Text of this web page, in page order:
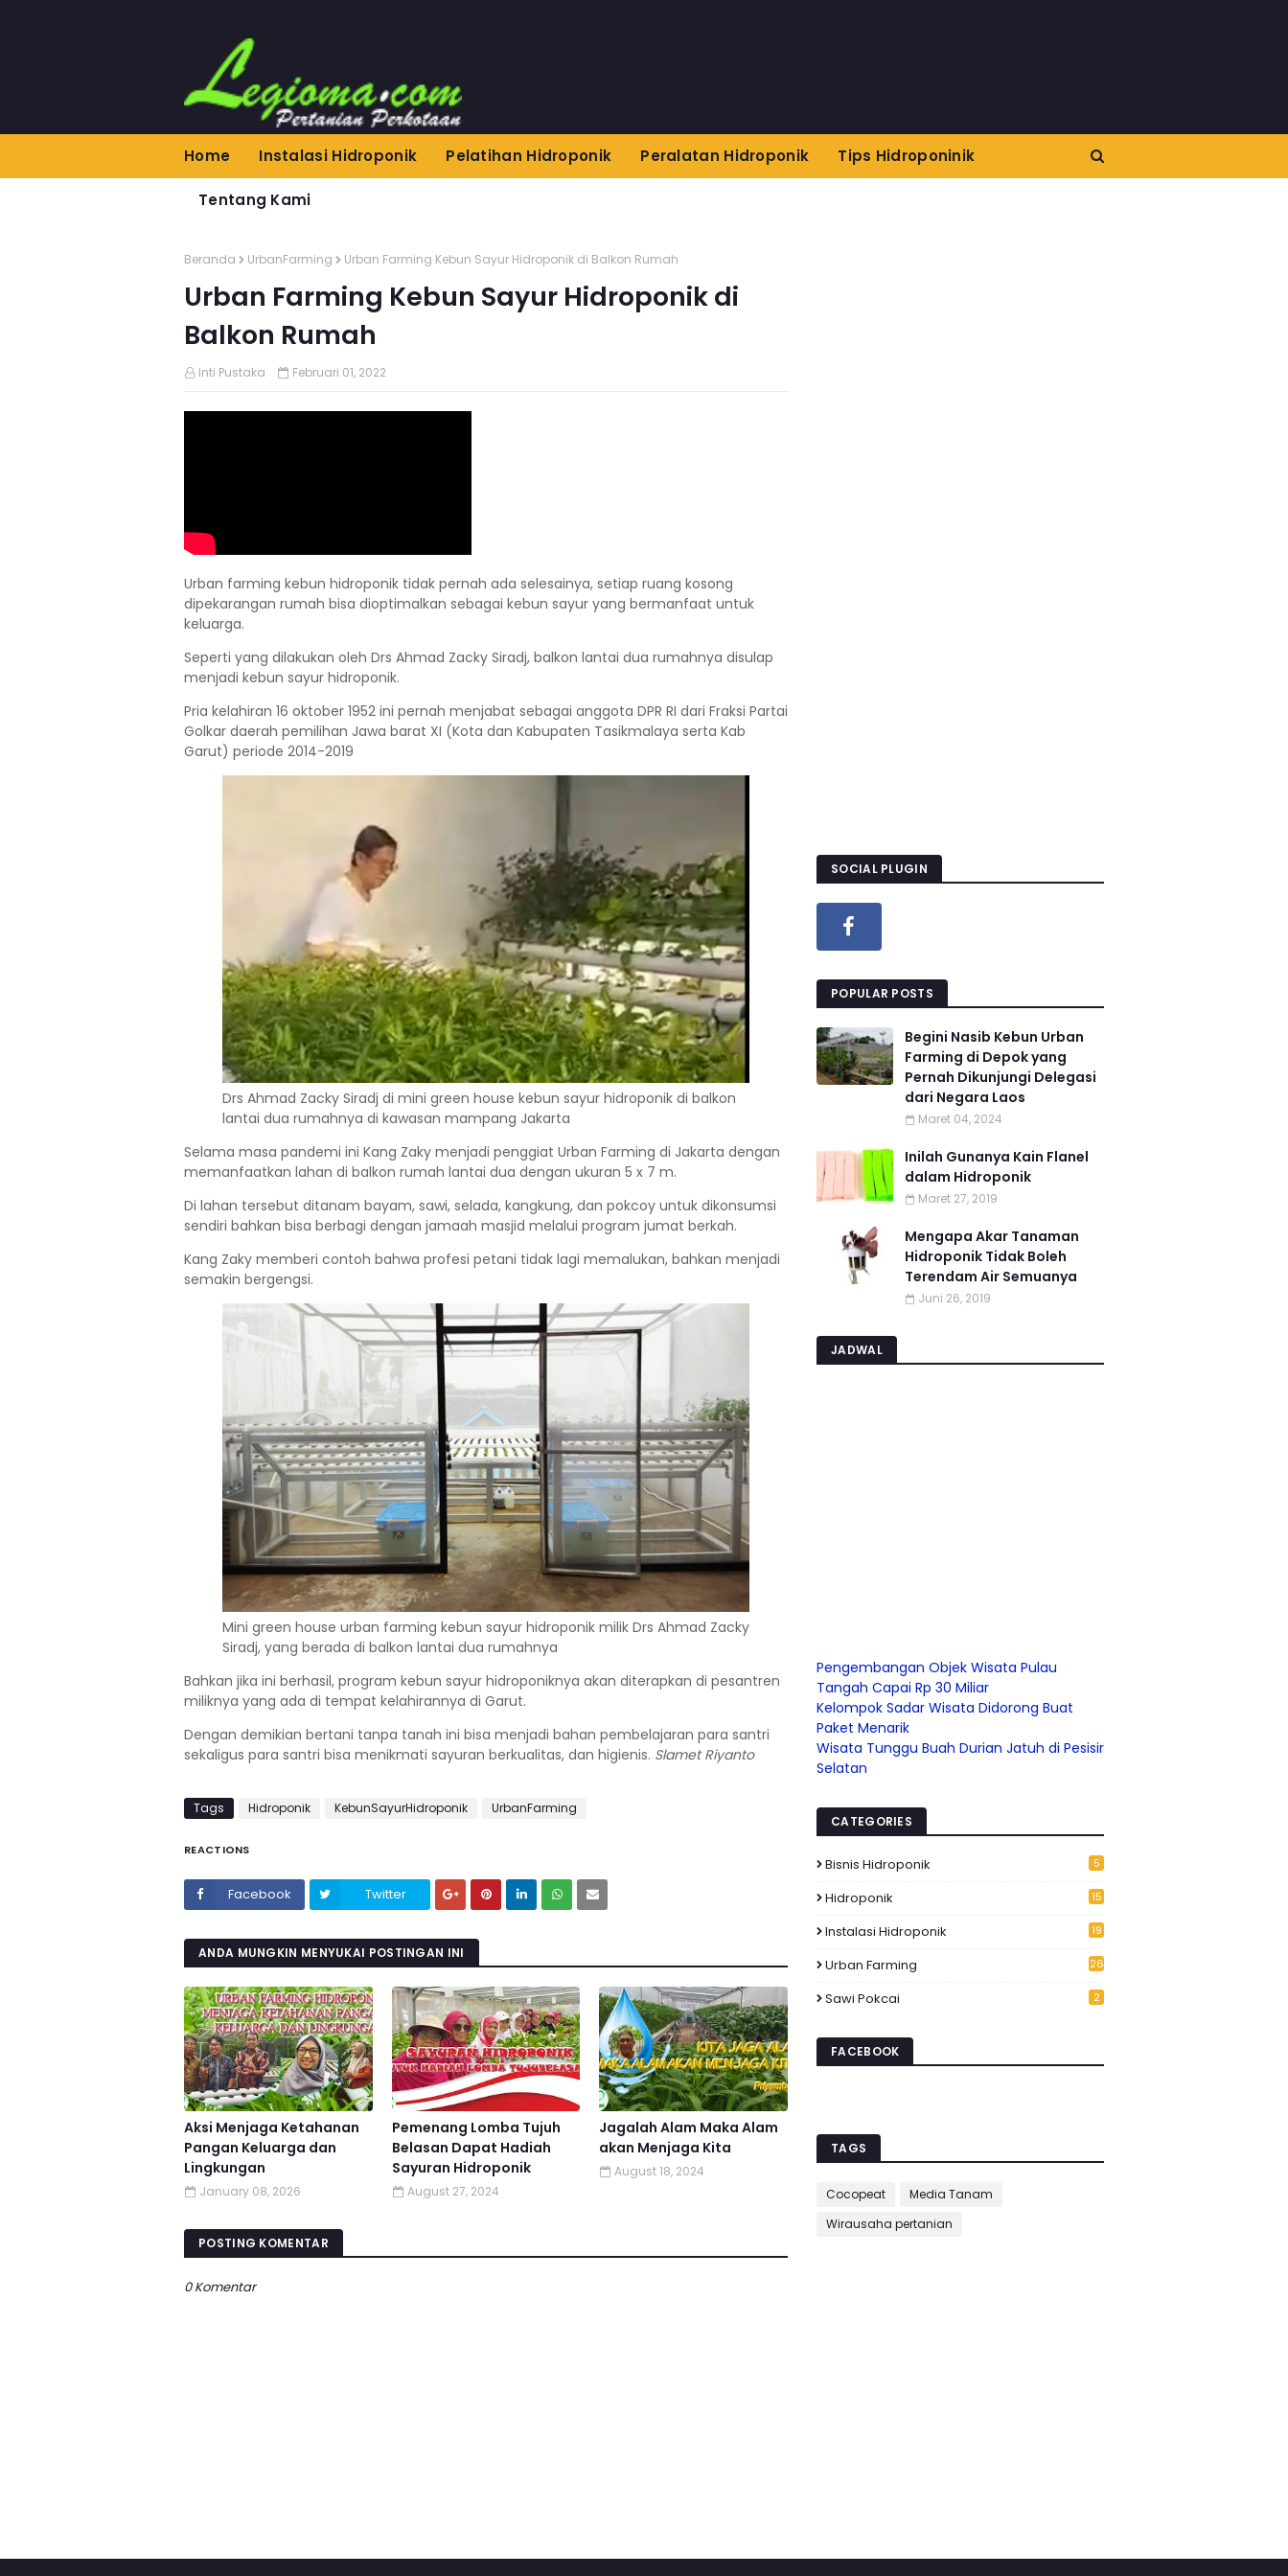
Home Instalasi Hidroponik Pelatihan Hidroponik Peralatan Hidroponik Tips Hidroponinik
Tentang Kami
Beranda UrbanFarming Urban Farming Kebun Sayur Hidroponik di Balkon Rumah
Urban Farming Kebun Sayur Hidroponik di
Balkon Rumah
Inti Pustaka Februari 01, 2022
Urban farming kebun hidroponik tidak pernah ada selesainya, setiap ruang kosong
dipekarangan rumah bisa dioptimalkan sebagai kebun sayur yang bermanfaat untuk
keluarga.
Seperti yang dilakukan oleh Drs Ahmad Zacky Siradj, balkon lantai dua rumahnya disulap
menjadi kebun sayur hidroponik.
Pria kelahiran 16 oktober 1952 ini pernah menjabat sebagai anggota DPR RI dari Fraksi Partai
Golkar daerah pemilihan Jawa barat XI (Kota dan Kabupaten Tasikmalaya serta Kab
Garut) periode 2014-2019
Drs Ahmad Zacky Siradj di mini green house kebun sayur hidroponik di balkon
lantai dua rumahnya di kawasan mampang Jakarta
Selama masa pandemi ini Kang Zaky menjadi penggiat Urban Farming di Jakarta dengan
memanfaatkan lahan di balkon rumah lantai dua dengan ukuran 5 x 7 m.
Di lahan tersebut ditanam bayam, sawi, selada, kangkung, dan pokcoy untuk dikonsumsi
sendiri bahkan bisa berbagi dengan jamaah masjid melalui program jumat berkah.
Kang Zaky memberi contoh bahwa profesi petani tidak lagi memalukan, bahkan menjadi
semakin bergengsi.
Mini green house urban farming kebun sayur hidroponik milik Drs Ahmad Zacky
Siradj, yang berada di balkon lantai dua rumahnya
Bahkan jika ini berhasil, program kebun sayur hidroponiknya akan diterapkan di pesantren
miliknya yang ada di tempat kelahirannya di Garut.
Dengan demikian bertani tanpa tanah ini bisa menjadi bahan pembelajaran para santri
sekaligus para santri bisa menikmati sayuran berkualitas, dan higienis. Slamet Riyanto
Tags Hidroponik KebunSayurHidroponik UrbanFarming
REACTIONS
Facebook Twitter
ANDA MUNGKIN MENYUKAI POSTINGAN INI
Aksi Menjaga Ketahanan
Pangan Keluarga dan
Lingkungan
January 08, 2026
Pemenang Lomba Tujuh
Belasan Dapat Hadiah
Sayuran Hidroponik
August 27, 2024
Jagalah Alam Maka Alam
akan Menjaga Kita
August 18, 2024
POSTING KOMENTAR
0 Komentar
SOCIAL PLUGIN
POPULAR POSTS
Begini Nasib Kebun Urban
Farming di Depok yang
Pernah Dikunjungi Delegasi
dari Negara Laos
Maret 04, 2024
Inilah Gunanya Kain Flanel
dalam Hidroponik
Maret 27, 2019
Mengapa Akar Tanaman
Hidroponik Tidak Boleh
Terendam Air Semuanya
Juni 26, 2019
JADWAL
Pengembangan Objek Wisata Pulau
Tangah Capai Rp 30 Miliar
Kelompok Sadar Wisata Didorong Buat
Paket Menarik
Wisata Tunggu Buah Durian Jatuh di Pesisir
Selatan
CATEGORIES
Bisnis Hidroponik 5
Hidroponik
15
Instalasi Hidroponik 19
Urban Farming 26
Sawi Pokcai 2
FACEBOOK
TAGS
Cocopeat
Media Tanam
Wirausaha pertanian